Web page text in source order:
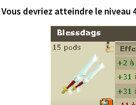
Vous devriez atteindre le niveau